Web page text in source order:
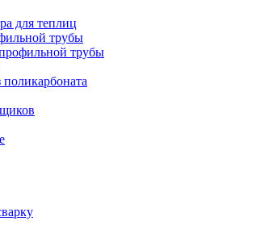
для теплиц
трубы
трубы